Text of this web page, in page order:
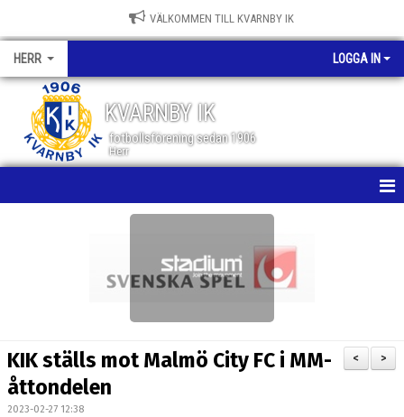
VÄLKOMMEN TILL KVARNBY IK
HERR LOGGA IN
KVARNBY IK
fotbollsförening sedan 1906
Herr
TRUPPEN
>
<
KIK ställs mot Malmö City FC i MM-
åttondelen
2023-02-27 12:38